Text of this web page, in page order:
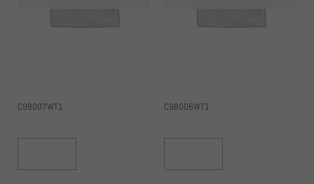
C98007WT1 C98006WT1